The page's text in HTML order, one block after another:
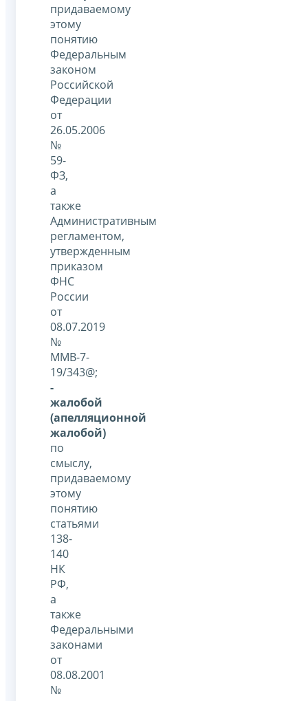
придаваемому
этому
понятию
Федеральным
законом
Российской
Федерации
от
26.05.2006
№
59-
ФЗ,
а
также
Административным
регламентом,
утвержденным
приказом
ФНС
России
от
08.07.2019
№
ММВ-7-
19/343@;
-
жалобой
(апелляционной
жалобой)
по
смыслу,
придаваемому
этому
понятию
статьями
138-
140
НК
РФ,
а
также
Федеральными
законами
от
08.08.2001
№